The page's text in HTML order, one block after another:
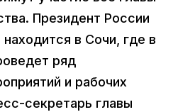
Президент России
в Сочи, где в
ряд
и рабочих
секретарь главы